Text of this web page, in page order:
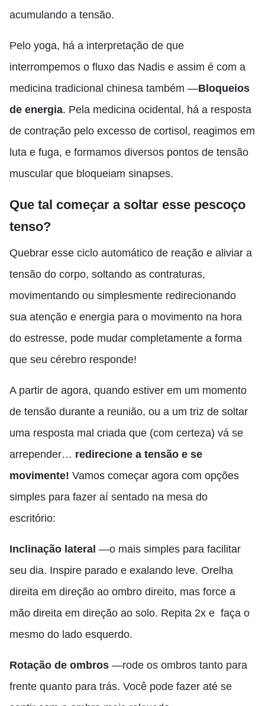
acumulando a tensão.
Pelo yoga, há a interpretação de que
interrompemos o fluxo das Nadis e assim é com a
medicina tradicional chinesa também —Bloqueios
de energia. Pela medicina ocidental, há a resposta
de contração pelo excesso de cortisol, reagimos em
luta e fuga, e formamos diversos pontos de tensão
muscular que bloqueiam sinapses.
Que tal começar a soltar esse pescoço
tenso?
Quebrar esse ciclo automático de reação e aliviar a
tensão do corpo, soltando as contraturas,
movimentando ou simplesmente redirecionando
sua atenção e energia para o movimento na hora
do estresse, pode mudar completamente a forma
que seu cérebro responde!
A partir de agora, quando estiver em um momento
de tensão durante a reunião, ou a um triz de soltar
uma resposta mal criada que (com certeza) vá se
arrepender… redirecione a tensão e se
movimente! Vamos começar agora com opções
simples para fazer aí sentado na mesa do
escritório:
Inclinação lateral —o mais simples para facilitar
seu dia. Inspire parado e exalando leve. Orelha
direita em direção ao ombro direito, mas force a
mão direita em direção ao solo. Repita 2x e faça o
mesmo do lado esquerdo.
Rotação de ombros —rode os ombros tanto para
frente quanto para trás. Você pode fazer até se